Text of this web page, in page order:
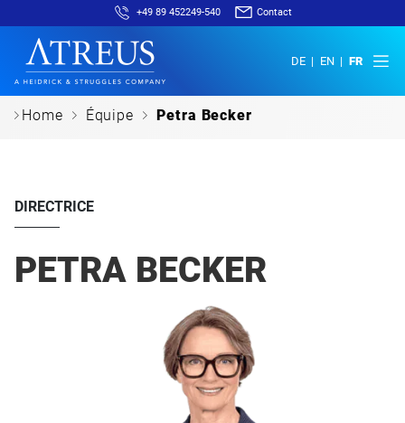
+49 89 452249-540 Contact
DE EN FR
c Home c Équipe cPetra Becker
DIRECTRICE
PETRA BECKER